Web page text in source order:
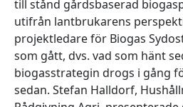
till stånd gårdsbaserad
utifrån lantbrukarens
projektledare för Biogas
som gått, dvs. vad som hänt
biogasstrategin drogs i gång
sedan. Stefan Halldorf,